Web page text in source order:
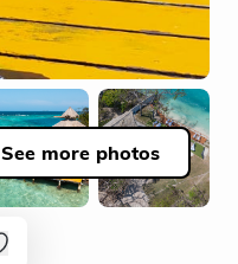
See more photos